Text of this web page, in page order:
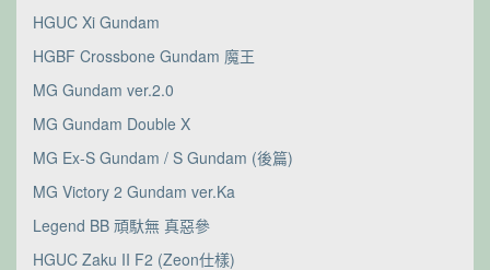
HGUC Xi Gundam
HGBF Crossbone Gundam 魔王
MG Gundam ver.2.0
MG Gundam Double X
MG Ex-S Gundam / S Gundam (後篇)
MG Victory 2 Gundam ver.Ka
Legend BB 頑馱無 真惡參
HGUC Zaku II F2 (Zeon仕樣)